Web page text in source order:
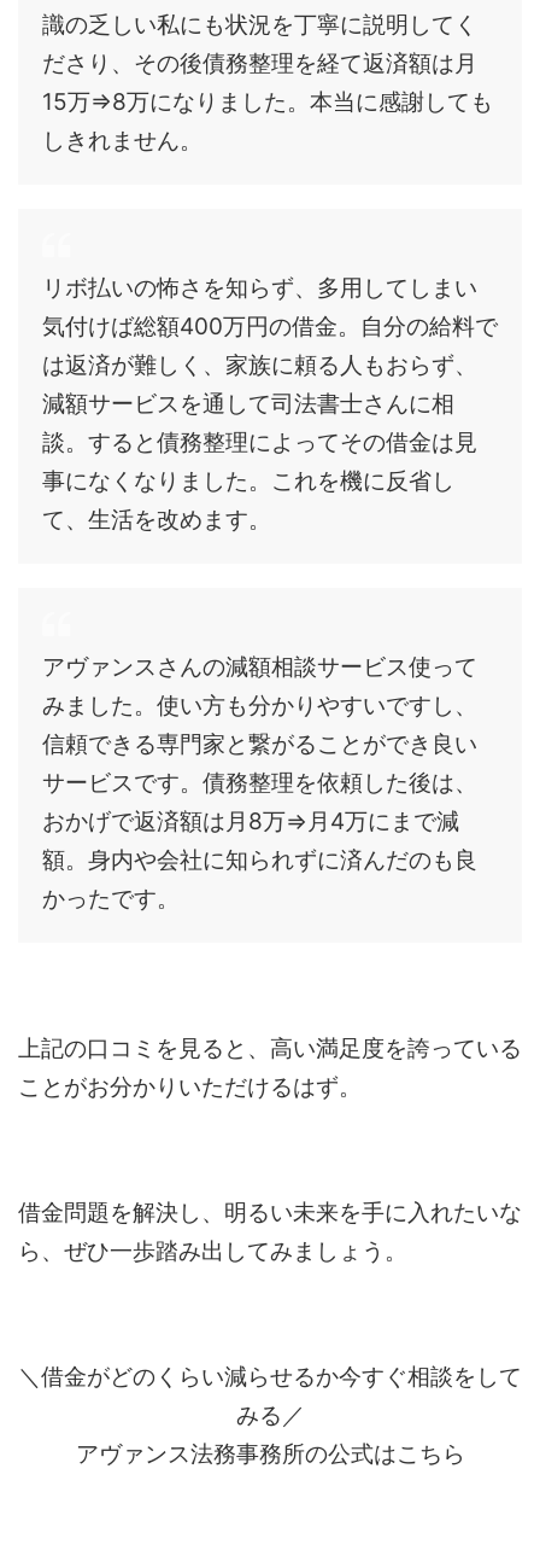
識の乏しい私にも状況を丁寧に説明してく
ださり、その後債務整理を経て返済額は月
15万⇒8万になりました。本当に感謝しても
しきれません。
リボ払いの怖さを知らず、多用してしまい
気付けば総額400万円の借金。自分の給料で
は返済が難しく、家族に頼る人もおらず、
減額サービスを通して司法書士さんに相
談。すると債務整理によってその借金は見
事になくなりました。これを機に反省し
て、生活を改めます。
アヴァンスさんの減額相談サービス使って
みました。使い方も分かりやすいですし、
信頼できる専門家と繋がることができ良い
サービスです。債務整理を依頼した後は、
おかげで返済額は月8万⇒月4万にまで減
額。身内や会社に知られずに済んだのも良
かったです。
上記の口コミを見ると、高い満足度を誇っている
ことがお分かりいただけるはず。
借金問題を解決し、明るい未来を手に入れたいな
ら、ぜひ一歩踏み出してみましょう。
＼借金がどのくらい減らせるか今すぐ相談をして
みる／
アヴァンス法務事務所の公式はこちら